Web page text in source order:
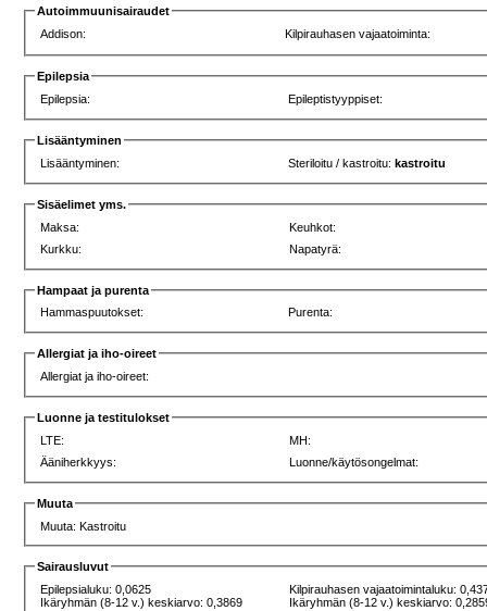
Autoimmuunisairaudet
Addison:
Kilpirauhasen vajaatoiminta:
Epilepsia
Epilepsia:
Epileptistyyppiset:
Lisääntyminen
Lisääntyminen:
Steriloitu / kastroitu:kastroitu
Sisäelimet yms.
Maksa:
Keuhkot:
Kurkku:
Napatyrä:
Hampaat ja purenta
Hammaspuutokset:
Purenta:
Allergiat ja iho-oireet
Allergiat ja iho-oireet:
Luonne ja testitulokset
LTE:
MH:
Ääniherkkyys:
Luonne/käytösongelmat:
Muuta
Muuta: Kastroitu
Sairausluvut
Epilepsialuku: 0,0625
Ikäryhmän (8-12 v.) keskiarvo: 0,3869
Kilpirauhasen vajaatoimintaluku:
Ikäryhmän (8-12 v.) keskiarvo: